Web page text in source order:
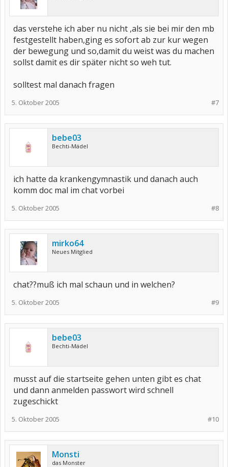
das verstehe ich aber nu nicht ,als sie bei mir den mb
festgestellt haben,ging es sofort ab zur kur wegen
der bewegung und so,damit du weist was du machen
sollst damit es dir später nicht so weh tut.
solltest mal danach fragen
#7
5. Oktober 2005
bebe03
Bechti-Mädel
ich hatte da krankengymnastik und danach auch
komm doc mal im chat vorbei
#8
5. Oktober 2005
mirko64
Neues Mitglied
chat??muß ich mal schaun und in welchen?
#9
5. Oktober 2005
bebe03
Bechti-Mädel
musst auf die startseite gehen unten gibt es chat
und dann anmelden passwort wird schnell
zugeschickt
#10
5. Oktober 2005
Monsti
das Monster